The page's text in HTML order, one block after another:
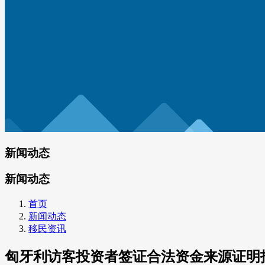
新闻动态
新闻动态
首页
新闻动态
移民资讯
匈牙利访客投资者签证合法资金来源证明